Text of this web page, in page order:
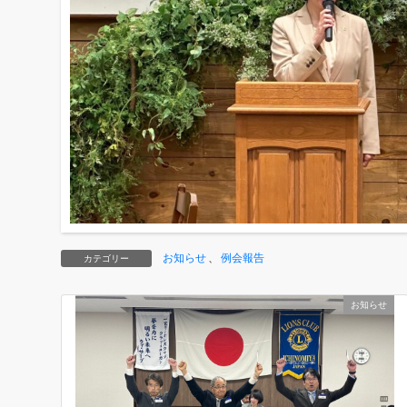
カテゴリー お知らせ 、 例会報告
お知らせ